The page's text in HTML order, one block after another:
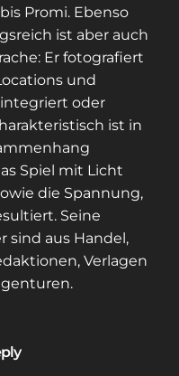
Promi. Ebenso
ist aber auch
Er fotografiert
und
oder
ist in
Spiel mit Licht
die Spannung,
Seine
sind aus Handel,
Verlagen